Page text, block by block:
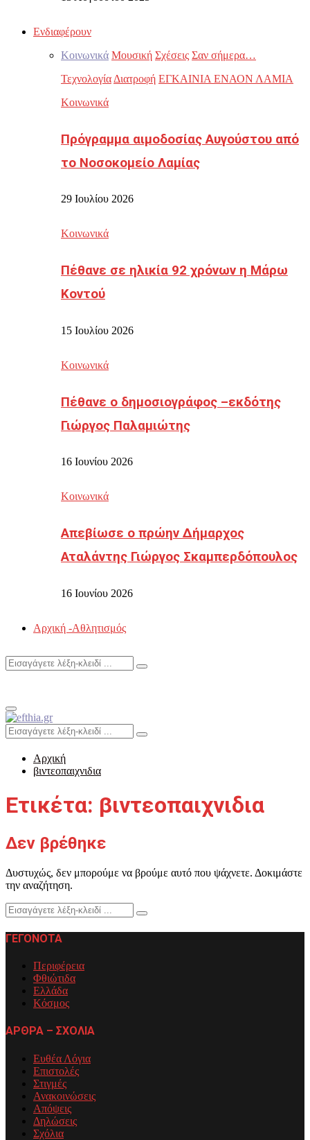
Ενδιαφέρουν
Κοινωνικά Μουσική Σχέσεις Σαν σήμερα…
Τεχνολογία Διατροφή ΕΓΚΑΙΝΙΑ ΕΝΑΟΝ ΛΑΜΙΑ
Κοινωνικά
Πρόγραμμα αιμοδοσίας Αυγούστου από
το Νοσοκομείο Λαμίας
29 Ιουλίου 2026
Κοινωνικά
Πέθανε σε ηλικία 92 χρόνων η Μάρω
Κοντού
15 Ιουλίου 2026
Κοινωνικά
Πέθανε ο δημοσιογράφος –εκδότης
Γιώργος Παλαμιώτης
16 Ιουνίου 2026
Κοινωνικά
Απεβίωσε ο πρώην Δήμαρχος
Αταλάντης Γιώργος Σκαμπερδόπουλος
16 Ιουνίου 2026
Αρχική -Αθλητισμός
Search
Search
Primary
Menu
Search
for:
Search
Αρχική
βιντεοπαιχνιδια
Ετικέτα: βιντεοπαιχνιδια
Δεν βρέθηκε
Δυστυχώς, δεν μπορούμε να βρούμε αυτό που ψάχνετε. Δοκιμάστε
την αναζήτηση.
Search
for:
Search
ΓΕΓΟΝΟΤΑ
Περιφέρεια
Φθιώτιδα
Ελλάδα
Κόσμος
ΑΡΘΡΑ – ΣΧΟΛΙΑ
Ευθέα Λόγια
Επιστολές
Στιγμές
Ανακοινώσεις
Απόψεις
Δηλώσεις
Σχόλια